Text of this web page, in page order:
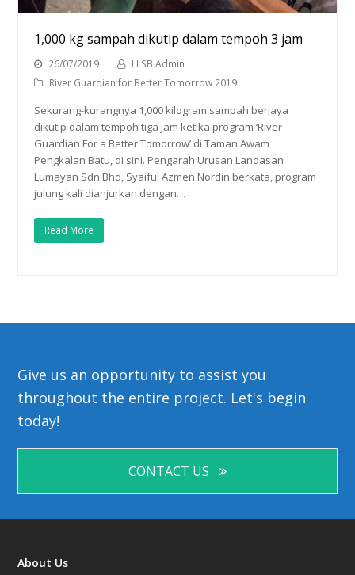
1,000 kg sampah dikutip dalam tempoh 3 jam
26/07/2019
LLSB Admin
River Guardian for Better Tomorrow 2019
Sekurang-kurangnya 1,000 kilogram sampah berjaya
dikutip dalam tempoh tiga jam ketika program ‘River
Guardian For a Better Tomorrow’ di Taman Awam
Pengkalan Batu, di sini. Pengarah Urusan Landasan
Lumayan Sdn Bhd, Syaiful Azmen Nordin berkata, program
julung kali dianjurkan dengan…
Read More
Give us an opportunity to assist you
throughout the entire project. Let's begin
today!
CONTACT US
About Us